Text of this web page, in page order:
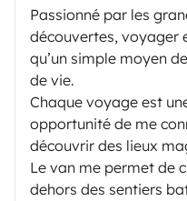
Passionné par les
découvertes, voyager
qu’un simple moyen
de vie.
Chaque voyage est
opportunité de me
découvrir des lieux
Le van me permet de
dehors des sentiers